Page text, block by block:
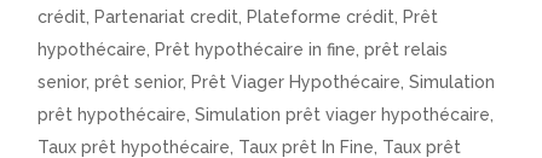
crédit
Partenariat credit Plateforme crédit
Prêt
hypothécaire
Prêt hypothécaire in fine ,prêt relais
senior,prêt senior, Prêt Viager Hypothécaire ,Simulation
prêt hypothécaire ,Simulation prêt viager hypothécaire
Taux prêt hypothécaire Taux prêt In Fine Taux prêt